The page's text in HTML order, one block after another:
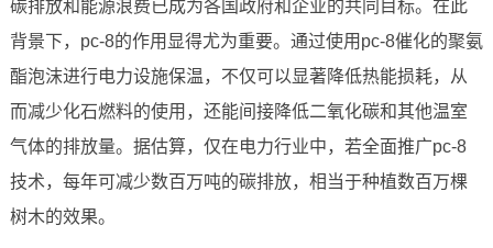
碳排放和能源浪费已成为各国政府和企业的共同目标。在此
背景下，pc-8的作用显得尤为重要。通过使用pc-8催化的聚氨
酯泡沫进行电力设施保温，不仅可以显著降低热能损耗，从
而减少化石燃料的使用，还能间接降低二氧化碳和其他温室
气体的排放量。据估算，仅在电力行业中，若全面推广pc-8
技术，每年可减少数百万吨的碳排放，相当于种植数百万棵
树木的效果。